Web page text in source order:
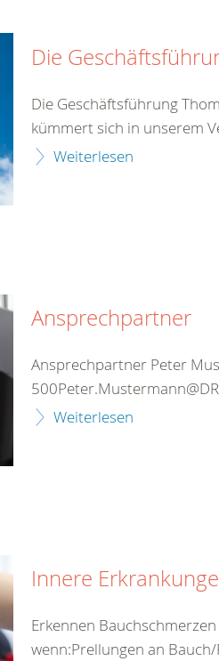
Die
Die Geschäftsführung
kümmert sich in unserem
Weiterlesen
Ansprechpartner
Ansprechpartner Peter
Weiterlesen
Innere
Erkennen
wenn:Prellungen an